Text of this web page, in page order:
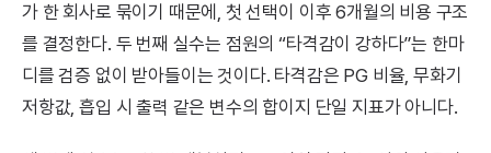
가 한 회사로 묶이기 때문에, 첫 선택이 이후 6개월의 비용 구조
를 결정한다. 두 번째 실수는 점원의 “타격감이 강하다”는 한마
디를 검증 없이 받아들이는 것이다. 타격감은 PG 비율, 무화기
저항값, 흡입 시 출력 같은 변수의 합이지 단일 지표가 아니다.